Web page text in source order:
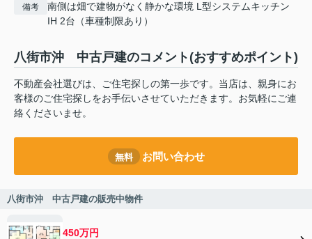
備考
南側は畑で建物がなく静かな環境 L型システムキッチン
IH 2台（車種制限あり）
八街市沖 中古戸建のコメント(おすすめポイント)
不動産会社選びは、ご住宅探しの第一歩です。当店は、親身にお
客様のご住宅探しをお手伝いさせていただきます。お気軽にご連
絡くださいませ。
無料 お問い合わせ
八街市沖 中古戸建の販売中物件
450万円